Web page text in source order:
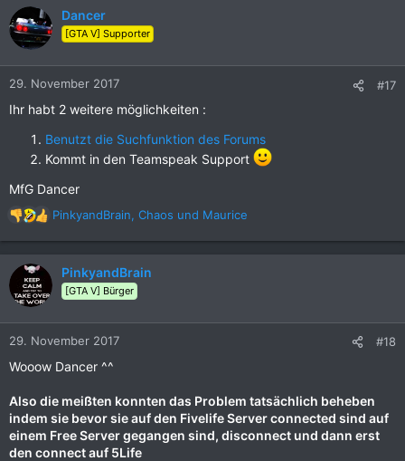
Dancer
[GTA V] Supporter
29. November 2017 #17
Ihr habt 2 weitere möglichkeiten :
Benutzt die Suchfunktion des Forums
Kommt in den Teamspeak Support
MfG Dancer
R
a
k
t
n
n
PinkyandBrain, Chaos und Maurice
PinkyandBrain
[GTA V] Bürger
29. November 2017 #18
Wooow Dancer ^^
Also die meißten konnten das Problem tatsächlich beheben
indem sie bevor sie auf den Fivelife Server connected sind auf
einem Free Server gegangen sind, disconnect und dann erst
den connect auf 5Life